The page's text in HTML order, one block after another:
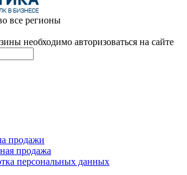
регионы
необходимо авторизоваться на сайте
продажи
продажа
персональных данных